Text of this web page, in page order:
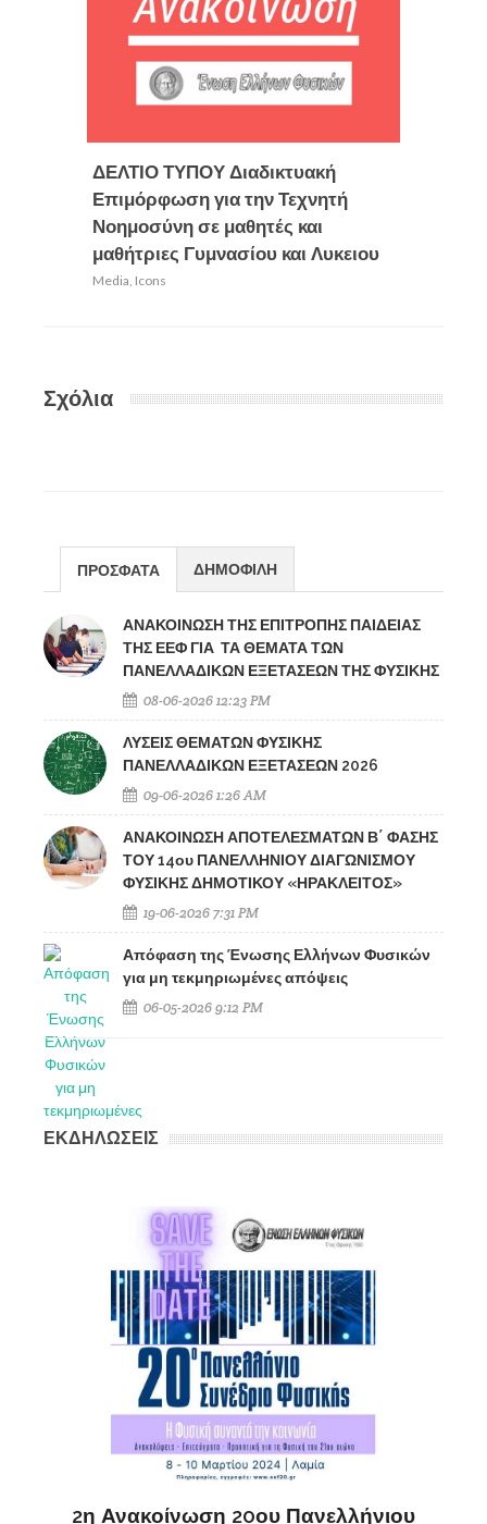
ΔΕΛΤΙΟ ΤΥΠΟΥ Διαδικτυακή
Επιμόρφωση για την Τεχνητή
Νοημοσύνη σε μαθητές και
μαθήτριες Γυμνασίου και Λυκειου
Media, Icons
Σχόλια
ΠΡΟΣΦΑΤΑ ΔΗΜΟΦΙΛΗ
ΑΝΑΚΟΙΝΩΣΗ ΤΗΣ ΕΠΙΤΡΟΠΗΣ ΠΑΙΔΕΙΑΣ
ΤΗΣ ΕΕΦ ΓΙΑ ΤΑ ΘΕΜΑΤΑ ΤΩΝ
ΠΑΝΕΛΛΑΔΙΚΩΝ ΕΞΕΤΑΣΕΩΝ ΤΗΣ ΦΥΣΙΚΗΣ
08-06-2026 12:23 PM
ΛΥΣΕΙΣ ΘΕΜΑΤΩΝ ΦΥΣΙΚΗΣ
ΠΑΝΕΛΛΑΔΙΚΩΝ ΕΞΕΤΑΣΕΩΝ 2026
09-06-2026 1:26 AM
ΑΝΑΚΟΙΝΩΣΗ ΑΠΟΤΕΛΕΣΜΑΤΩΝ Β΄ ΦΑΣΗΣ
ΤΟΥ 14ου ΠΑΝΕΛΛΗΝΙΟΥ ΔΙΑΓΩΝΙΣΜΟΥ
ΦΥΣΙΚΗΣ ΔΗΜΟΤΙΚΟΥ «ΗΡΑΚΛΕΙΤΟΣ»
19-06-2026 7:31 PM
Απόφαση της Ένωσης Ελλήνων Φυσικών
για μη τεκμηριωμένες απόψεις
06-05-2026 9:12 PM
ΕΚΔΗΛΩΣΕΙΣ
2η Ανακοίνωση 20ου Πανελλήνιου